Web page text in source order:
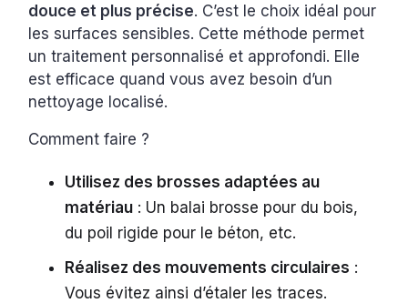
douce et plus précise. C’est le choix idéal pour
les surfaces sensibles. Cette méthode permet
un traitement personnalisé et approfondi. Elle
est efficace quand vous avez besoin d’un
nettoyage localisé.
Comment faire ?
Utilisez des brosses adaptées au
matériau : Un balai brosse pour du bois,
du poil rigide pour le béton, etc.
Réalisez des mouvements circulaires :
Vous évitez ainsi d’étaler les traces.